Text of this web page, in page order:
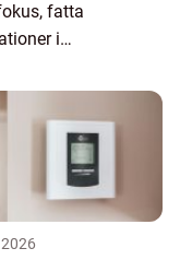
fatta
i
men